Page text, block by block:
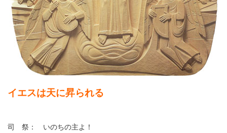
イエスは天に昇られる
司 祭： いのちの主よ！